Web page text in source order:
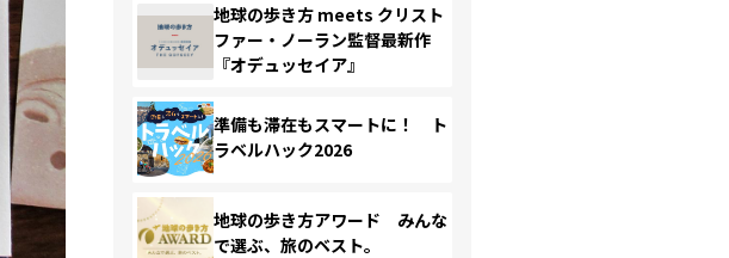
地球の歩き方 meets クリスト
ファー・ノーラン監督最新作
『オデュッセイア』
準備も滞在もスマートに！ ト
ラベルハック2026
地球の歩き方アワード みんな
で選ぶ、旅のベスト。